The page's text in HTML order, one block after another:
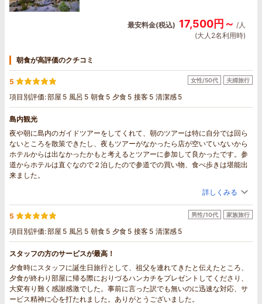
最安料金(税込) 17,500円～ /人
(大人2名利用時)
朝食が高評価のクチコミ
5
項目別評価:部屋 5 風呂 5 朝食 5 夕食 5 接客 5 清潔感 5
女性/50代 夫婦旅行
島内観光
夜や朝に島内のガイドツアーをしてくれて、朝のツアーは特に自分では回ら
ないところを散策できたし、夜もツアーがなかったら店が空いていないから
ホテルからは出なかったかもと考えるとツアーに参加して良かったです。参
道からホテルは直ぐなので２泊したので参道での買い物、食べ歩きは堪能出
来ました。
詳しくみる
5
項目別評価:部屋 5 風呂 5 朝食 5 夕食 5 接客 5 清潔感 5
男性/10代 家族旅行
スタッフの方のサービスが最高！
夕食時にスタッフに誕生日旅行として、祖父を連れてきたと伝えたところ、
夕食が終わり部屋に帰る際におりづるハンカチをプレゼントしてくださり、
大変有り難く感謝感激でした。事前に言った訳でも無いのに迅速な対応、サ
ービス精神に心を打たれました。ありがとうございました。